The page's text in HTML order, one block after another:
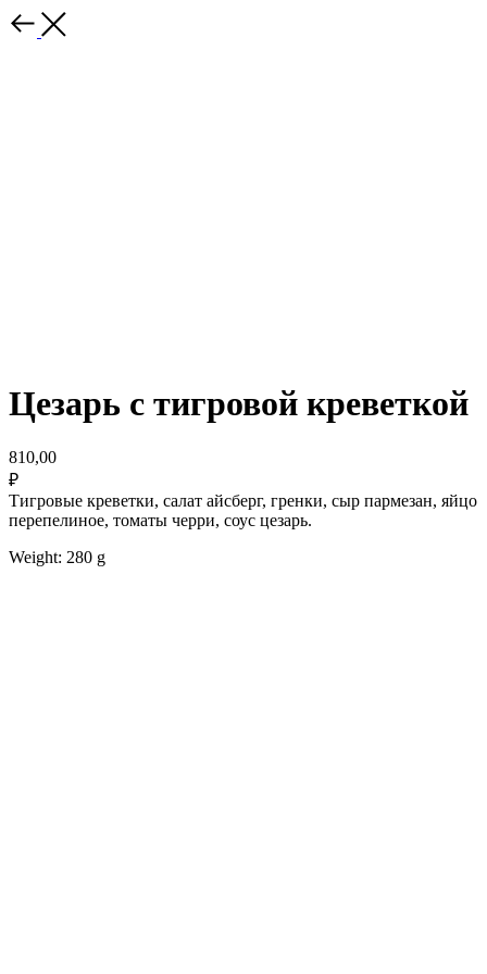
Цезарь с тигровой креветкой
810,00
₽
Тигровые креветки, салат айсберг, гренки, сыр пармезан, яйцо
перепелиное, томаты черри, соус цезарь.
Weight: 280 g